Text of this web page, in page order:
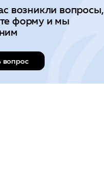
возникли вопросы,
форму и мы
вопрос